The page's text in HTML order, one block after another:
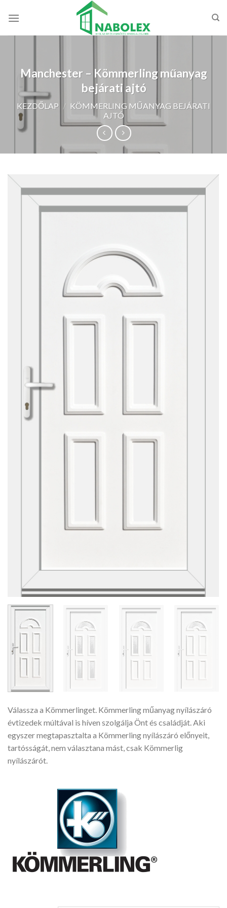
Manchester – Kömmerling műanyag
bejárati ajtó
KEZDŐLAP / KÖMMERLING MŰANYAG BEJÁRATI
AJTÓ
Válassza a Kömmerlinget. Kömmerling műanyag nyílászáró
évtizedek múltával is híven szolgálja Önt és családját. Aki
egyszer megtapasztalta a Kömmerling nyílászáró előnyeit,
tartósságát, nem választana mást, csak Kömmerlig
nyílászárót.